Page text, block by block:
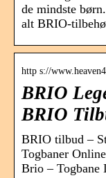
de mindste
alt BRIO-
http s://
BRIO
BRIO
BRIO tilbud –
Togbaner
Brio – Togbane